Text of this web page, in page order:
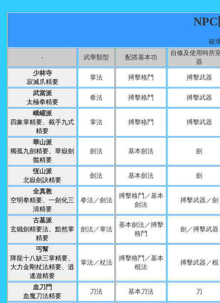
破
- 武學類型 配搭基本功
自修及使用時所
器
少林寺
寂滅爪精要
掌法 搏擊格鬥 搏擊武器
武當派
太極拳精要
拳法 搏擊格鬥 搏擊武器
峨嵋派
四象掌精要、截手九式
精要
掌法 搏擊格鬥 搏擊武器
華山派
獨孤九劍精要、華嶽劍
髓精要
劍法 基本劍法 劍
恆山派
北嶽劍訣精要
劍法 基本劍法 劍
全真教
空明拳精要、一劍化三
清精要
拳法／劍法
搏擊格鬥／基本
劍法
搏擊武器／劍
古墓派
玄鐵劍精要法、黯然掌
精要
劍法／掌法
基本劍法／搏擊
格鬥
劍／搏擊武器
丐幫
降龍十八缺三掌精要、
大力金剛杖法精要、逍
遙遊精要
掌法／杖法
搏擊格鬥／基本
棍法
搏擊武器／棍
血刀門
血魔刀法精要
刀法 基本刀法 刀